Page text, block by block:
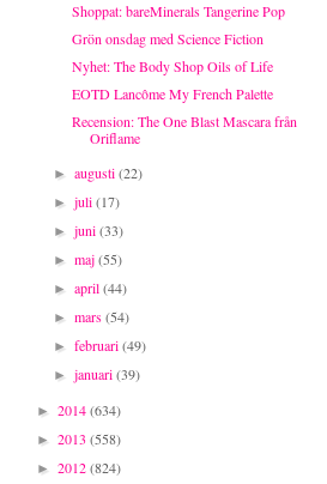
Shoppat: bareMinerals Tangerine Pop
Grön onsdag med Science Fiction
Nyhet: The Body Shop Oils of Life
EOTD Lancôme My French Palette
Recension: The One Blast Mascara från
Oriflame
►augusti(22)
►juli(17)
►juni(33)
►maj(55)
►april(44)
►mars(54)
►februari(49)
►januari(39)
► 2014(634)
► 2013 (558)
► 2012(824)